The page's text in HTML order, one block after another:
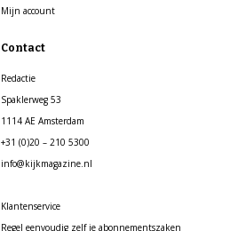
Mijn account
Contact
Redactie
Spaklerweg 53
1114 AE Amsterdam
+31 (0)20 – 210 5300
info@kijkmagazine.nl
Klantenservice
Regel eenvoudig zelf je abonnementszaken